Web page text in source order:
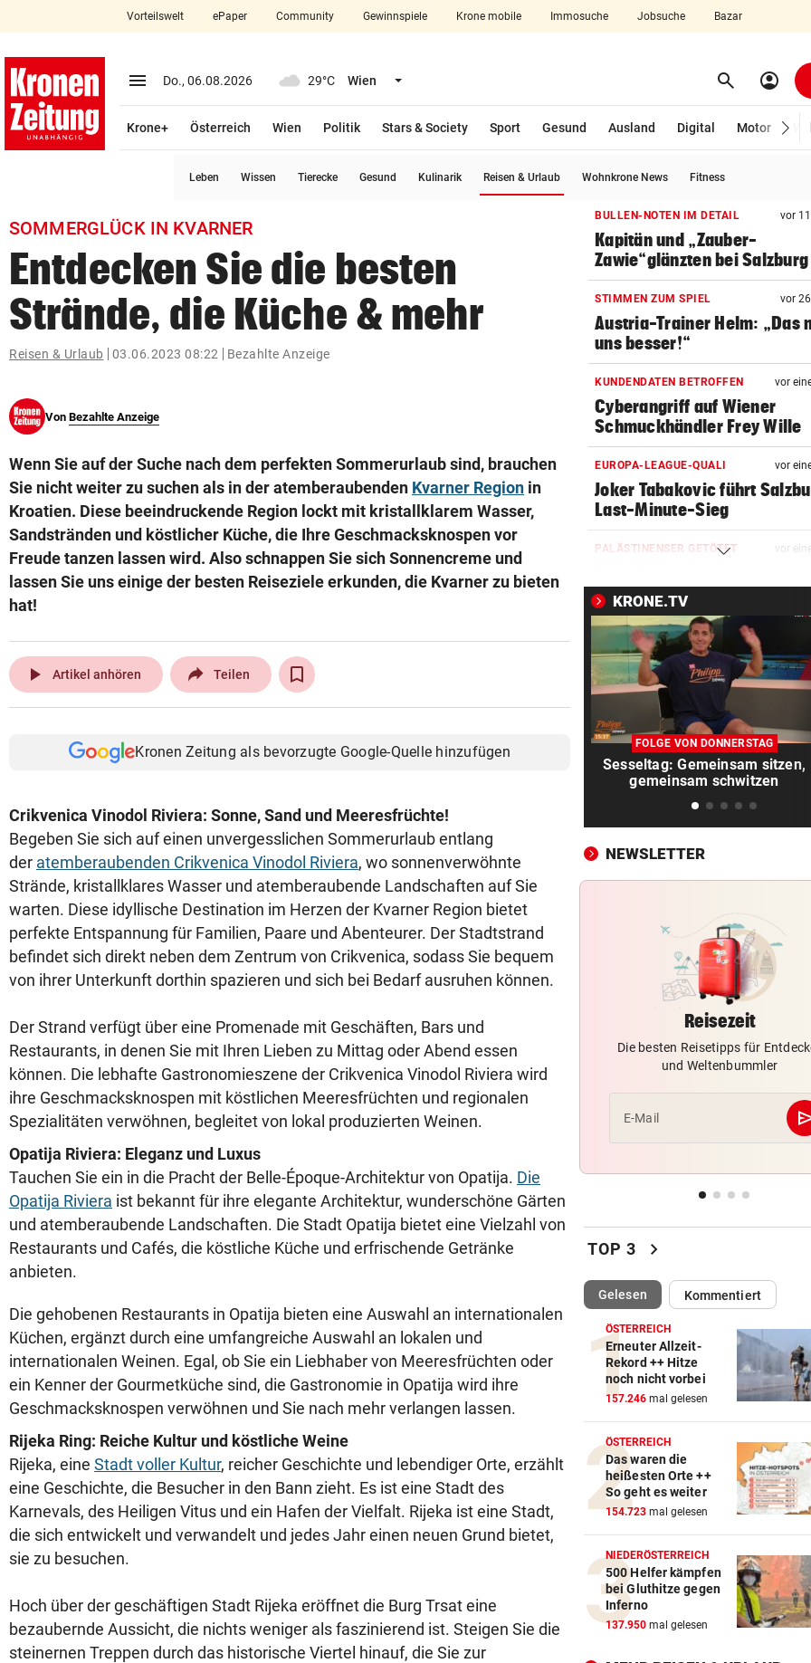
closeSchließen
account_circle Anmelden
arrow_right
bookmark
search
Suchbegriff
eingeben
© Krone Multimedia GmbH & Co KG 2026
Vorteilswelt ePaper Community Gewinnspiele Krone mobile Immosuche Jobsuche Bazar
menu Menü aufklappen
Do., 06.08.2026 29°C Wien Menü aufklappen search Suchen
account_circle
Krone+ Österreich Wien Politik Stars & Society Sport Gesund Ausland Digital Motor
Leben Wissen Tierecke Gesund Kulinarik Reisen & Urlaub Wohnkrone News Fitness
SOMMERGLÜCK IN KVARNER
Entdecken Sie die besten
Strände, die Küche & mehr
Reisen & Urlaub 03.06.2023 08:22 Bezahlte Anzeige
Von Bezahlte Anzeige
Wenn Sie auf der Suche nach dem perfekten Sommerurlaub sind, brauchen
Sie nicht weiter zu suchen als in der atemberaubenden Kvarner Region in
Kroatien. Diese beeindruckende Region lockt mit kristallklarem Wasser,
Sandstränden und köstlicher Küche, die Ihre Geschmacksknospen vor
Freude tanzen lassen wird. Also schnappen Sie sich Sonnencreme und
lassen Sie uns einige der besten Reiseziele erkunden, die Kvarner zu bieten
hat!
play_arrow Artikel anhören Teilen
Kronen Zeitung als bevorzugte Google-Quelle hinzufügen
Crikvenica Vinodol Riviera: Sonne, Sand und Meeresfrüchte!
Begeben Sie sich auf einen unvergesslichen Sommerurlaub entlang
der atemberaubenden Crikvenica Vinodol Riviera, wo sonnenverwöhnte
Strände, kristallklares Wasser und atemberaubende Landschaften auf Sie
warten. Diese idyllische Destination im Herzen der Kvarner Region bietet
perfekte Entspannung für Familien, Paare und Abenteurer. Der Stadtstrand
befindet sich direkt neben dem Zentrum von Crikvenica, sodass Sie bequem
von ihrer Unterkunft dorthin spazieren und sich bei Bedarf ausruhen können.
Der Strand verfügt über eine Promenade mit Geschäften, Bars und
Restaurants, in denen Sie mit Ihren Lieben zu Mittag oder Abend essen
können. Die lebhafte Gastronomieszene der Crikvenica Vinodol Riviera wird
ihre Geschmacksknospen mit köstlichen Meeresfrüchten und regionalen
Spezialitäten verwöhnen, begleitet von lokal produzierten Weinen.
Opatija Riviera: Eleganz und Luxus
Tauchen Sie ein in die Pracht der Belle-Époque-Architektur von Opatija. Die
Opatija Riviera ist bekannt für ihre elegante Architektur, wunderschöne Gärten
und atemberaubende Landschaften. Die Stadt Opatija bietet eine Vielzahl von
Restaurants und Cafés, die köstliche Küche und erfrischende Getränke
anbieten.
Die gehobenen Restaurants in Opatija bieten eine Auswahl an internationalen
Küchen, ergänzt durch eine umfangreiche Auswahl an lokalen und
internationalen Weinen. Egal, ob Sie ein Liebhaber von Meeresfrüchten oder
ein Kenner der Gourmetküche sind, die Gastronomie in Opatija wird ihre
Geschmacksknospen verwöhnen und Sie nach mehr verlangen lassen.
Rijeka Ring: Reiche Kultur und köstliche Weine
Rijeka, eine Stadt voller Kultur, reicher Geschichte und lebendiger Orte, erzählt
eine Geschichte, die Besucher in den Bann zieht. Es ist eine Stadt des
Karnevals, des Heiligen Vitus und ein Hafen der Vielfalt. Rijeka ist eine Stadt,
die sich entwickelt und verwandelt und jedes Jahr einen neuen Grund bietet,
sie zu besuchen.
Hoch über der geschäftigen Stadt Rijeka eröffnet die Burg Trsat eine
bezaubernde Aussicht, die nichts weniger als faszinierend ist. Steigen Sie die
steinernen Treppen durch das historische Viertel hinauf, die Sie zur
BULLEN-NOTEN IM DETAIL vor
Kapitän und „Zauber-
Zawie“glänzten bei Salzburg
STIMMEN ZUM SPIEL vor
Austria-Trainer Helm: „Das
uns besser!“
KUNDENDATEN BETROFFEN vor
Cyberangriff auf Wiener
Schmuckhändler Frey Wille
EUROPA-LEAGUE-QUALI vor
Joker Tabakovic führt
Last-Minute-Sieg
PALÄSTINENSER GETÖTET vor
Gaza-Krieg
STIMMEN ZUM SPIEL
Sportboss Katzer: „Fahren
superhappy nach Hause“
ORKAN, KEIN STROM & CO
Skurrilitäten in der Red Bull
häufen sich
Knoll bei EM Achter vom
Lotfi auf Rang 12!
SCHON NÄCHSTE SAISON vor
Sprintrennen geben
FREISPRÜCHE REGEN AUF
Katzentöter-Anwalt: „Nie
Hass begegnet“
TRUMP DROHT: vor
Lange Haftstrafen für
über Waffenengpässe
vor
Play-off weit auf
Irre! Salzburg – Pafos wegen
Sintflut unterbrochen
RADSPORT
Reusser vor Ventoux-Etappe
weiter im Gelben Trikot
KEIN ARSENAL-WECHSEL vor
Vinicius Jr. verlängert bei
Madrid bis 2032
UKRAINISCHER ANGRIFF? vor
Vor Oman havarierter
Ölkatastrophe droht
„VERSTEHE ICH NICHT“
ÖFB-Kicker Wimmer packt
Morddrohungen aus
ABSCHIED AUS ENGLAND vor
KRONE.TV
FOLGE VON DONNERSTAG
Sesseltag: Gemeinsam sitzen,
gemeinsam schwitzen
NEWSLETTER
Reisezeit
Die besten Reisetipps für
und Weltenbummler
E-Mail
TOP 3 chevron_right
Gelesen(ausgewählt)Kommentiert
ÖSTERREICH
Erneuter Allzeit-
Rekord ++ Hitze
noch nicht vorbei
157.246 mal gelesen
ÖSTERREICH
Das waren die
heißesten Orte ++
So geht es weiter
154.723 mal gelesen
NIEDERÖSTERREICH
500 Helfer kämpfen
bei Gluthitze gegen
Inferno
137.950 mal gelesen